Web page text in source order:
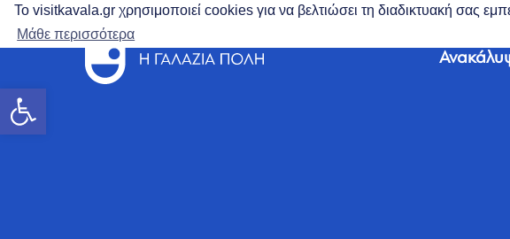
Το visitkavala.gr χρησιμοποιεί cookies για να βελτιώσει τη διαδικτυακή σας
Μάθε περισσότερα
Ανοίξτε τη γραμμή εργαλείων